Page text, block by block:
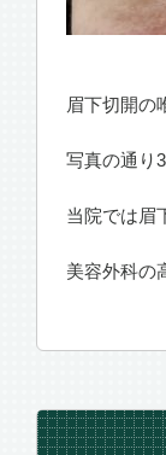
眉下切開の
写真の通り
当院では眉
美容外科の